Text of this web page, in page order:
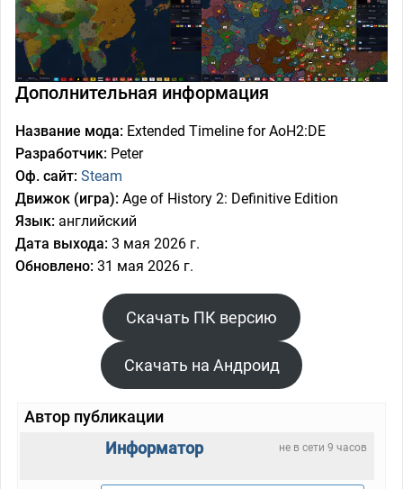
Дополнительная информация
Название мода: Extended Timeline for AoH2:DE
Разработчик: Peter
Оф. сайт: Steam
Движок (игра): Age of History 2: Definitive Edition
Язык: английский
Дата выхода: 3 мая 2026 г.
Обновлено: 31 мая 2026 г.
Скачать ПК версию
Скачать на Андроид
Автор публикации
не в сети 9 часов
Информатор